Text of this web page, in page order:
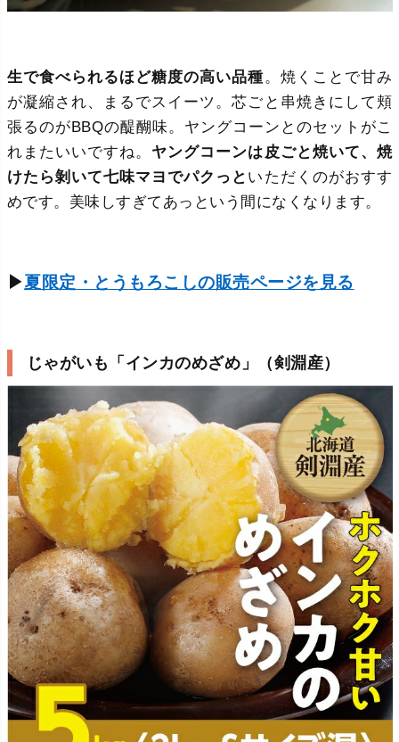
生で食べられるほど糖度の高い品種 。焼くことで甘み
が凝縮され、まるでスイーツ。芯ごと串焼きにして頬
張るのがBBQの醍醐味。ヤングコーンとのセットがこ
れまたいいですね。 ヤングコーンは皮ごと焼いて、焼
けたら剝いて七味マヨでパクっと いただくのがおすす
めです。美味しすぎてあっという間になくなります。
▶夏限定・とうもろこしの販売ページを見る
じゃがいも「インカのめざめ」（剣淵産）